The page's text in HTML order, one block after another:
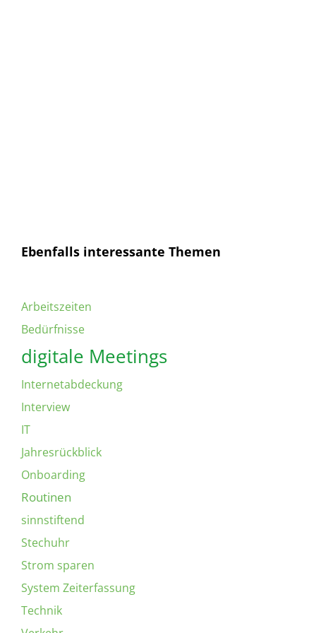
Ebenfalls interessante Themen
Arbeitszeiten
Bedürfnisse
digitale Meetings
Internetabdeckung
Interview
IT
Jahresrückblick
Onboarding
Routinen
sinnstiftend
Stechuhr
Strom sparen
System Zeiterfassung
Technik